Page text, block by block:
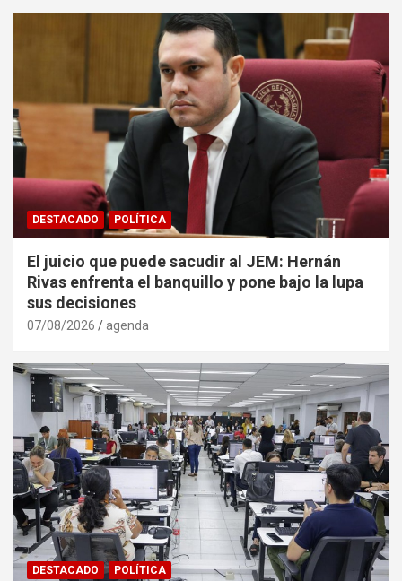
DESTACADO POLÍTICA
El juicio que puede sacudir al JEM: Hernán
Rivas enfrenta el banquillo y pone bajo la lupa
sus decisiones
07/08/2026 agenda
DESTACADO POLÍTICA